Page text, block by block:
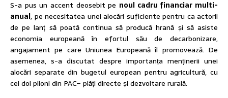
S-a pus un accent deosebit pe noul cadru financiar multi-
anual, pe necesitatea unei alocări suficiente pentru ca actorii
de pe lanț să poată continua să producă hrană și să asiste
economia europeană în efortul său de decarbonizare,
angajament pe care Uniunea Europeană îl promovează. De
asemenea, s-a discutat despre importanța menținerii unei
alocări separate din bugetul european pentru agricultură, cu
cei doi piloni din PAC– plăți directe și dezvoltare rurală.